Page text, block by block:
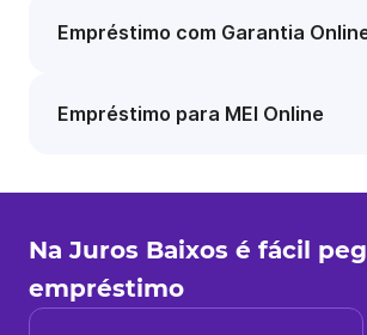
Empréstimo com Garantia
Empréstimo para MEI Online
Na Juros Baixos é fácil
empréstimo